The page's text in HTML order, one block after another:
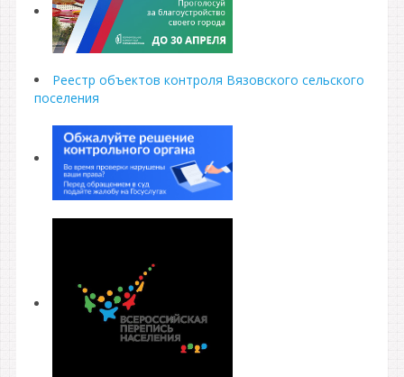
Реестр объектов контроля Вязовского сельского
поселения